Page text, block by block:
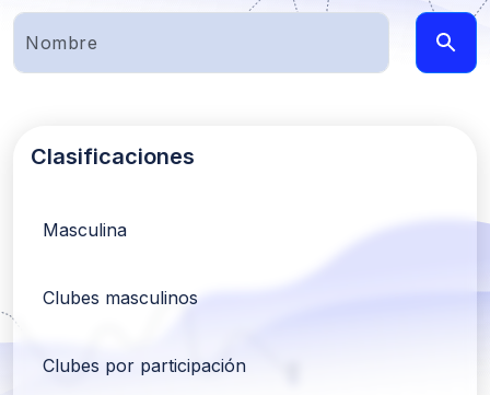
Clasificaciones
Masculina
Clubes masculinos
Clubes por participación